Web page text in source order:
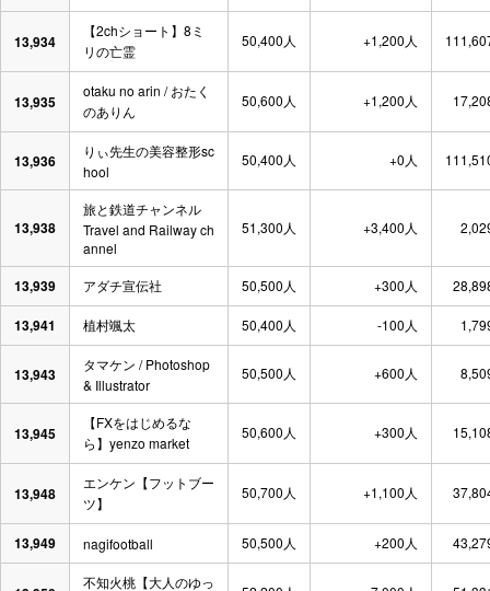
13,934
【2chショート】8ミ
リの亡霊
50,400人 +1,200人
13,935
otaku no arin / おたく
のありん
50,600人 +1,200人
13,936
りぃ先生の美容整形sc
hool
50,400人 +0人
13,938
旅と鉄道チャンネル
Travel and Railway ch
annel
51,300人 +3,400人
13,939 アダチ宣伝社 50,500人 +300人
13,941 植村颯太 50,400人 -100人
13,943
タマケン / Photoshop
& Illustrator
50,500人 +600人
13,945
【FXをはじめるな
ら】yenzo market
50,600人 +300人
13,948
エンケン【フットブー
ツ】
50,700人 +1,100人
13,949 nagifootball 50,500人 +200人
不知火桃【大人のゆっ